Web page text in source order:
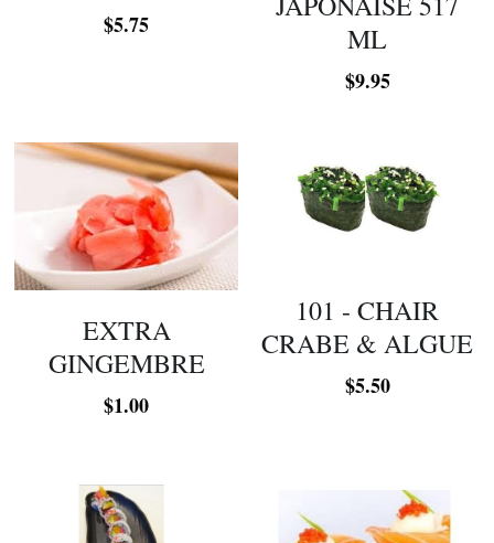
$5.75
ML
$9.95
EXTRA
GINGEMBRE
$1.00
101 - CHAIR
CRABE & ALGUE
$5.50